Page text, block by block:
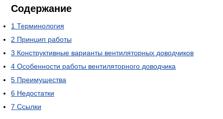
Содержание
1 Терминология
2 Принцип работы
3 Конструктивные варианты вентиляторных доводчиков
4 Особенности работы вентиляторного доводчика
5 Преимущества
6 Недостатки
7 Ссылки